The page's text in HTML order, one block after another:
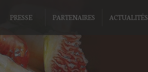
PRESSE PARTENAIRES ACTUALITÉS